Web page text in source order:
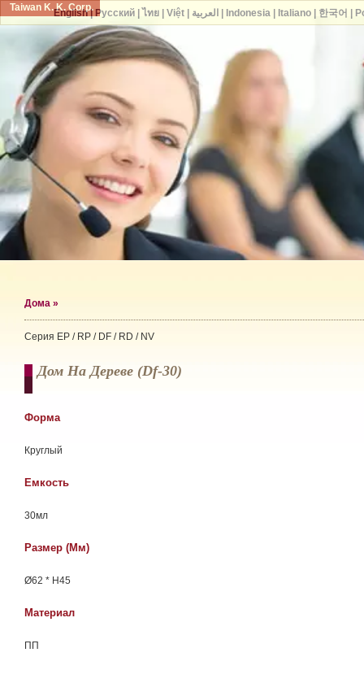
Taiwan K. K. Corp.
Дома »
Серия EP / RP / DF / RD / NV
Дом На Дереве (df-30)
Форма
Круглый
Емкость
30мл
Размер (мм)
Ø62 * H45
Материал
ПП
English| Русский| ไทย| Việt| العربية Indonesia| Italiano| 한국어